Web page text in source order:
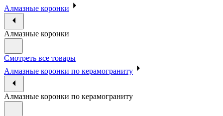
Алмазные коронки
Алмазные коронки
Смотреть все товары
Алмазные коронки по керамограниту
Алмазные коронки по керамограниту